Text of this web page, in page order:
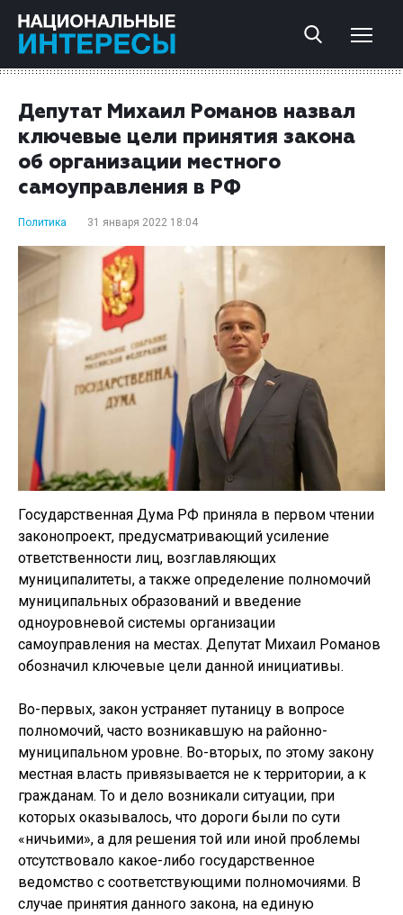
Депутат Михаил Романов назвал
ключевые цели принятия закона
об организации местного
самоуправления в РФ
Политика 31 января 2022 18:04
Государственная Дума РФ приняла в первом чтении
законопроект, предусматривающий усиление
ответственности лиц, возглавляющих
муниципалитеты, а также определение полномочий
муниципальных образований и введение
одноуровневой системы организации
самоуправления на местах. Депутат Михаил Романов
обозначил ключевые цели данной инициативы.
Во-первых, закон устраняет путаницу в вопросе
полномочий, часто возникавшую на районно-
муниципальном уровне. Во-вторых, по этому закону
местная власть привязывается не к территории, а к
гражданам. То и дело возникали ситуации, при
которых оказывалось, что дороги были по сути
«ничьими», а для решения той или иной проблемы
отсутствовало какое-либо государственное
ведомство с соответствующими полномочиями. В
случае принятия данного закона, на единую